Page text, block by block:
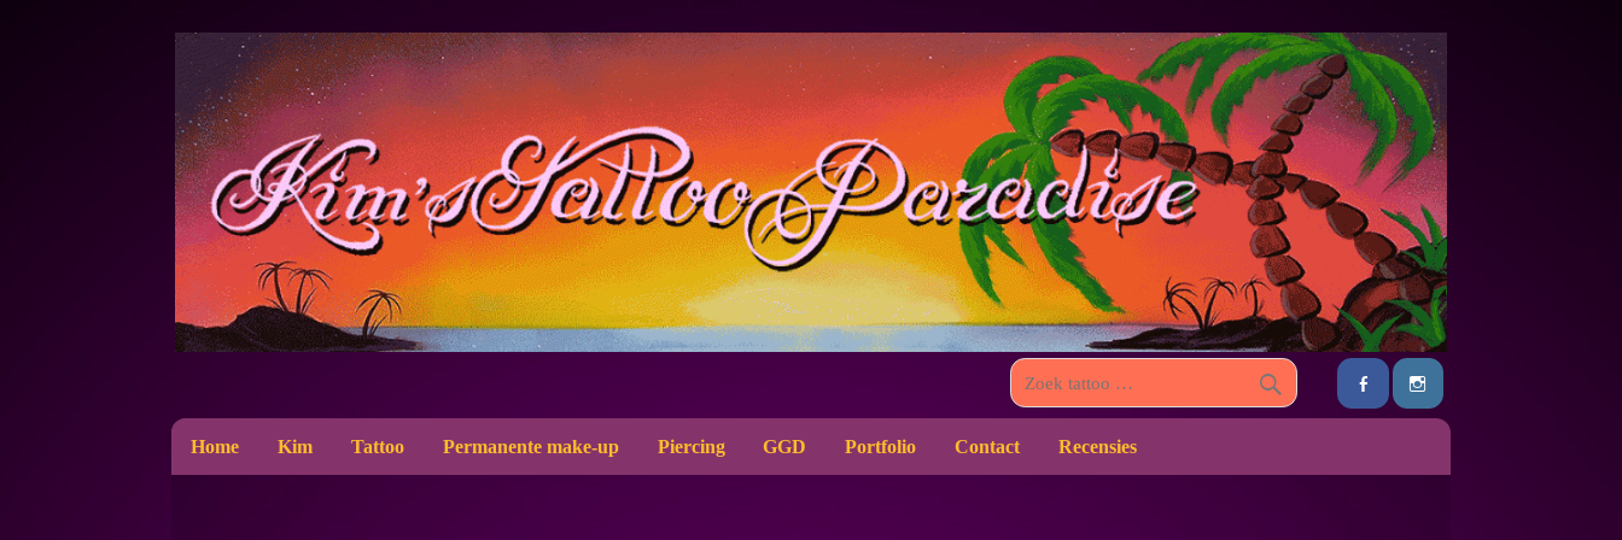
Home Kim Tattoo Permanente make-up Piercing GGD Portfolio Contact Recensies